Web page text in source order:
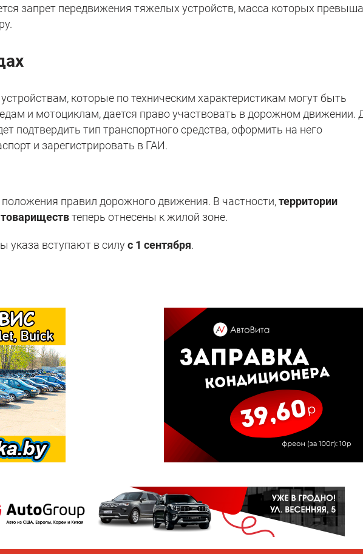
запрет передвижения тяжелых устройств, масса которых
которые по техническим характеристикам могут быть
и мотоциклам, дается право участвовать в дорожном движении.
подтвердить тип транспортного средства, оформить на него
и зарегистрировать в ГАИ.
правил дорожного движения. В частности,территории
теперь отнесены к жилой зоне.
указа вступают в силус 1 сентября.